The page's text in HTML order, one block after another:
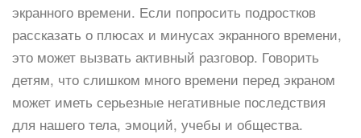
экранного времени. Если попросить подростков
рассказать о плюсах и минусах экранного времени,
это может вызвать активный разговор. Говорить
детям, что слишком много времени перед экраном
может иметь серьезные негативные последствия
для нашего тела, эмоций, учебы и общества.